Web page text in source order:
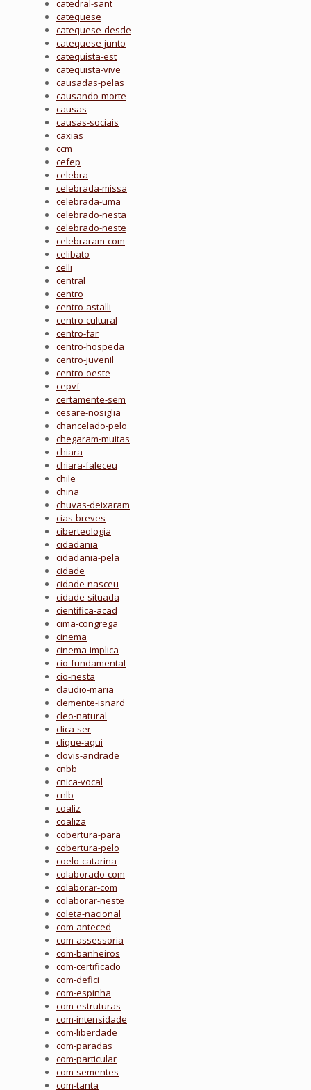
catedral-sant
catequese
catequese-desde
catequese-junto
catequista-est
catequista-vive
causadas-pelas
causando-morte
causas
causas-sociais
caxias
ccm
cefep
celebra
celebrada-missa
celebrada-uma
celebrado-nesta
celebrado-neste
celebraram-com
celibato
celli
central
centro
centro-astalli
centro-cultural
centro-far
centro-hospeda
centro-juvenil
centro-oeste
cepvf
certamente-sem
cesare-nosiglia
chancelado-pelo
chegaram-muitas
chiara
chiara-faleceu
chile
china
chuvas-deixaram
cias-breves
ciberteologia
cidadania
cidadania-pela
cidade
cidade-nasceu
cidade-situada
cientifica-acad
cima-congrega
cinema
cinema-implica
cio-fundamental
cio-nesta
claudio-maria
clemente-isnard
cleo-natural
clica-ser
clique-aqui
clovis-andrade
cnbb
cnica-vocal
cnlb
coaliz
coaliza
cobertura-para
cobertura-pelo
coelo-catarina
colaborado-com
colaborar-com
colaborar-neste
coleta-nacional
com-anteced
com-assessoria
com-banheiros
com-certificado
com-defici
com-espinha
com-estruturas
com-intensidade
com-liberdade
com-paradas
com-particular
com-sementes
com-tanta